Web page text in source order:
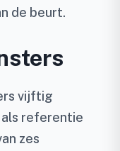
de beurt.
vijftig
referentie
zes